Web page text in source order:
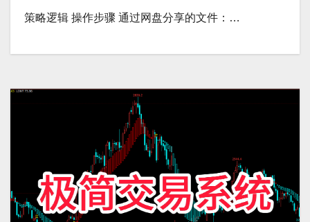
策略逻辑 操作步骤 通过网盘分享的文件：…